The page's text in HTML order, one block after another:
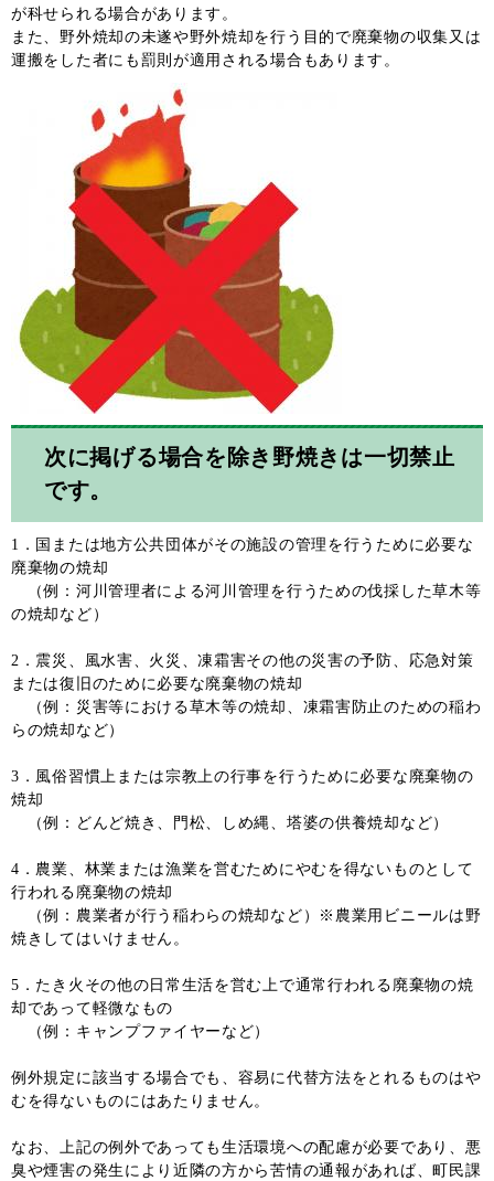
が科せられる場合があります。
また、野外焼却の未遂や野外焼却を行う目的で廃棄物の収集又は
運搬をした者にも罰則が適用される場合もあります。
次に掲げる場合を除き野焼きは一切禁止
です。
1．国または地方公共団体がその施設の管理を行うために必要な
廃棄物の焼却
（例：河川管理者による河川管理を行うための伐採した草木等
の焼却など）
2．震災、風水害、火災、凍霜害その他の災害の予防、応急対策
または復旧のために必要な廃棄物の焼却
（例：災害等における草木等の焼却、凍霜害防止のための稲わ
らの焼却など）
3．風俗習慣上または宗教上の行事を行うために必要な廃棄物の
焼却
（例：どんど焼き、門松、しめ縄、塔婆の供養焼却など）
4．農業、林業または漁業を営むためにやむを得ないものとして
行われる廃棄物の焼却
（例：農業者が行う稲わらの焼却など）※農業用ビニールは野
焼きしてはいけません。
5．たき火その他の日常生活を営む上で通常行われる廃棄物の焼
却であって軽微なもの
（例：キャンプファイヤーなど）
例外規定に該当する場合でも、容易に代替方法をとれるものはや
むを得ないものにはあたりません。
なお、上記の例外であっても生活環境への配慮が必要であり、悪
臭や煙害の発生により近隣の方から苦情の通報があれば、町民課